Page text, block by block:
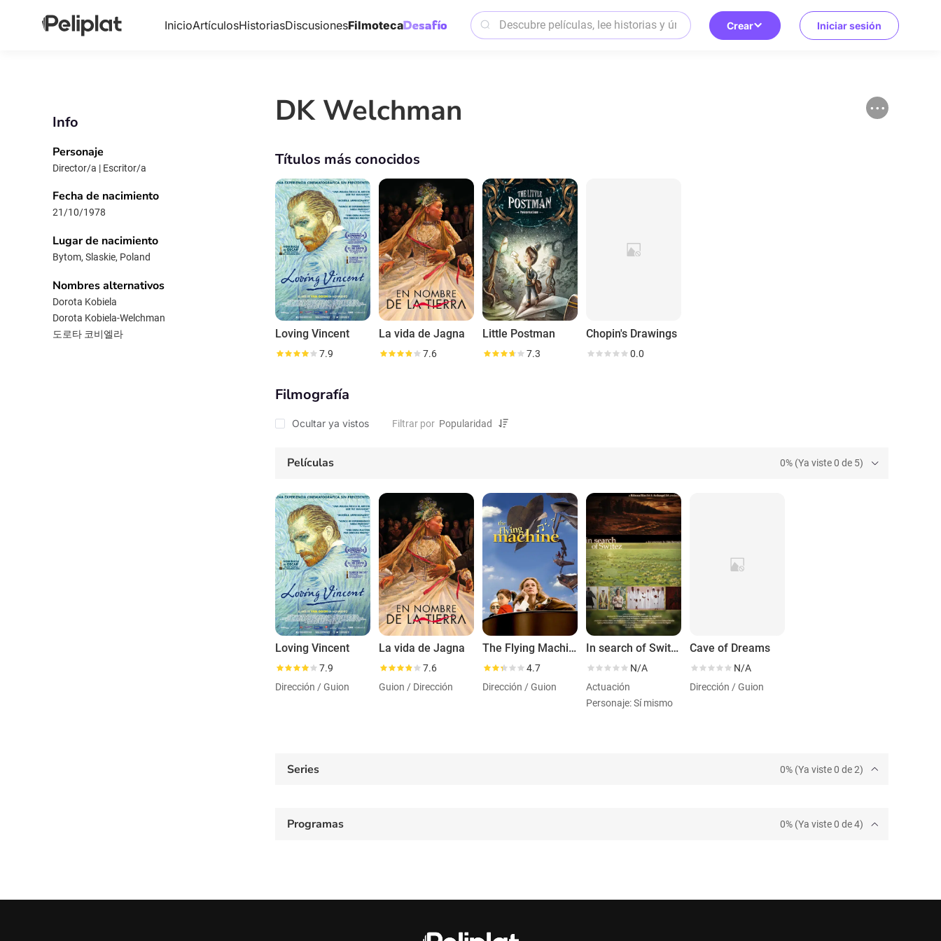
InicioArtículosHistoriasDiscusionesFilmoteca Crear Iniciar sesión
Info
Personaje
Director/a | Escritor/a
Fecha de nacimiento
21/10/1978
Lugar de nacimiento
Bytom, Slaskie, Poland
Nombres alternativos
Dorota Kobiela
Dorota Kobiela-Welchman
도로타 코비엘라
DK Welchman
Títulos más conocidos
Loving Vincent
7.9
La vida de Jagna
7.6
Little Postman
7.3
Chopin's Drawings
0.0
Filmografía
Ocultar ya vistos Filtrar por
Películas 0% (Ya viste 0 de 5)
Loving Vincent
7.9
Dirección / Guion
La vida de Jagna
7.6
Guion / Dirección
The Flying Machine
4.7
Dirección / Guion
In search of Switez
N/A
Actuación
Personaje: Sí mismo
Cave of Dreams
N/A
Dirección / Guion
Series 0% (Ya viste 0 de 2)
Programas 0% (Ya viste 0 de 4)